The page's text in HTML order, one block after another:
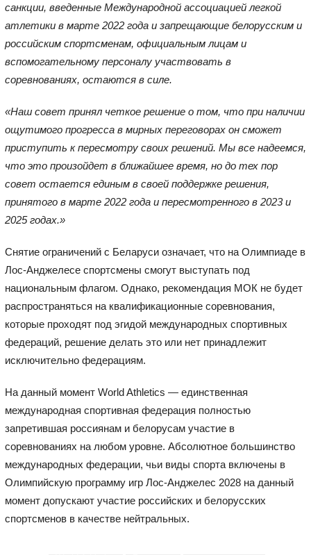
санкции, введенные Международной ассоциацией легкой
атлетики в марте 2022 года и запрещающие белорусским и
российским спортсменам, официальным лицам и
вспомогательному персоналу участвовать в
соревнованиях, остаются в силе.
«Наш совет принял четкое решение о том, что при наличии
ощутимого прогресса в мирных переговорах он сможет
приступить к пересмотру своих решений. Мы все надеемся,
что это произойдет в ближайшее время, но до тех пор
совет остается единым в своей поддержке решения,
принятого в марте 2022 года и пересмотренного в 2023 и
2025 годах.»
Снятие ограничений с Беларуси означает, что на Олимпиаде в
Лос-Анджелесе спортсмены смогут выступать под
национальным флагом. Однако, рекомендация МОК не будет
распространяться на квалификационные соревнования,
которые проходят под эгидой международных спортивных
федераций, решение делать это или нет принадлежит
исключительно федерациям.
На данный момент World Athletics — единственная
международная спортивная федерация полностью
запретившая россиянам и белорусам участие в
соревнованиях на любом уровне. Абсолютное большинство
международных федерации, чьи виды спорта включены в
Олимпийскую программу игр Лос-Анджелес 2028 на данный
момент допускают участие российских и белорусских
спортсменов в качестве нейтральных.